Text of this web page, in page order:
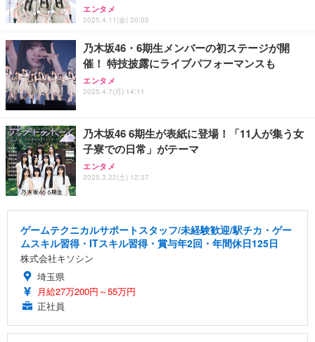
エンタメ
2025.4.11(金) 20:05
乃木坂46・6期生メンバーの初ステージが開
催！ 特技披露にライブパフォーマンスも
エンタメ
2025.4.7(月) 14:11
乃木坂46 6期生が表紙に登場！「11人が集う女
子寮での日常」がテーマ
エンタメ
2025.3.22(土) 12:37
ゲームテクニカルサポートスタッフ/未経験歓迎/駅チカ・ゲー
ムスキル習得・ITスキル習得・賞与年2回・年間休日125日
株式会社キソシン
埼玉県
月給27万200円～55万円
正社員